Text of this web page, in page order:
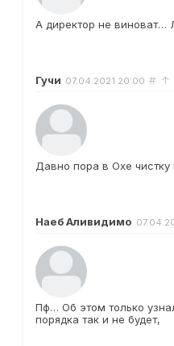
А директор не виноват…
Гучи 07.04.2021 20:00 # ↑
Давно пора в Охе чистку
Наеб Аливидимо
Пф… Об этом только
порядка так и не будет,